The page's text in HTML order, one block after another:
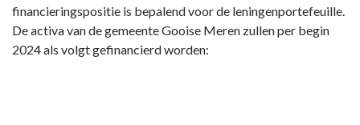
financieringspositie is bepalend voor de leningenportefeuille.
De activa van de gemeente Gooise Meren zullen per begin
2024 als volgt gefinancierd worden: